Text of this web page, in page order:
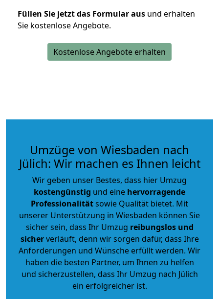
Füllen Sie jetzt das Formular aus und erhalten
Sie kostenlose Angebote.
Kostenlose Angebote erhalten
Umzüge von Wiesbaden nach
Jülich: Wir machen es Ihnen leicht
Wir geben unser Bestes, dass hier Umzug
kostengünstig und eine hervorragende
Professionalitätsowie Qualität bietet. Mit
unserer Unterstützung in Wiesbaden können Sie
sicher sein, dass Ihr Umzug reibungslos und
sicherverläuft, denn wir sorgen dafür, dass Ihre
Anforderungen und Wünsche erfüllt werden. Wir
haben die besten Partner, um Ihnen zu helfen
und sicherzustellen, dass Ihr Umzug nach Jülich
ein erfolgreicher ist.